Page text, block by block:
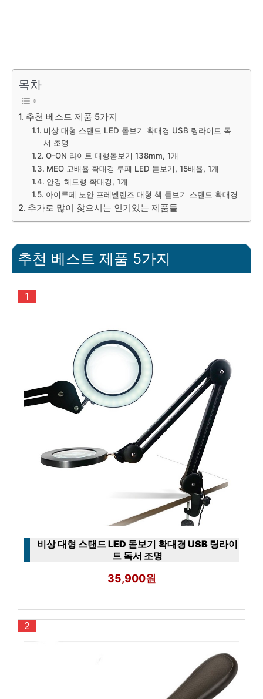
목차
추천 베스트 제품 5가지
비상 대형 스탠드 LED 돋보기 확대경 USB 링라이트 독
서 조명
O-ON 라이트 대형돋보기 138mm, 1개
MEO 고배율 확대경 루페 LED 돋보기, 15배율, 1개
안경 헤드형 확대경, 1개
아이루페 노안 프레넬렌즈 대형 책 돋보기 스탠드 확대경
추가로 많이 찾으시는 인기있는 제품들
추천 베스트 제품 5가지
1
비상 대형 스탠드 LED 돋보기 확대경 USB 링라이
트 독서 조명
35,900원
2